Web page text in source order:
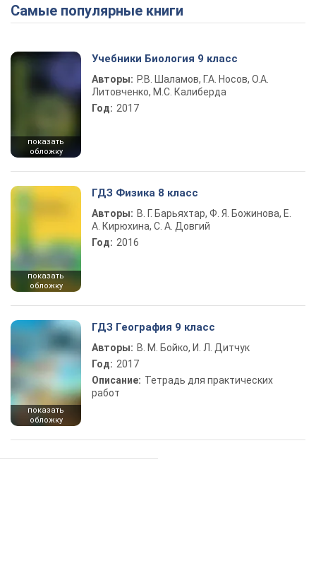
Play Video
Самые популярные книги
показать
обложку
Учебники Биология 9 класс
Авторы: Р.В. Шаламов, Г.А. Носов, О.А.
Литовченко, М.С. Калиберда
Год: 2017
показать
обложку
ГДЗ Физика 8 класс
Авторы: В. Г. Барьяхтар, Ф. Я. Божинова, Е.
А. Кирюхина, С. А. Довгий
Год: 2016
показать
обложку
ГДЗ География 9 класс
Авторы: В. М. Бойко, И. Л. Дитчук
Год: 2017
Описание: Тетрадь для практических
работ